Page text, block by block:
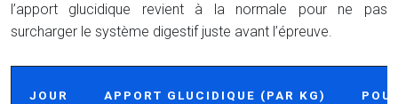
l’apport glucidique revient à la normale pour ne pas
surcharger le système digestif juste avant l’épreuve.
JOUR APPORT GLUCIDIQUE (PAR KG)